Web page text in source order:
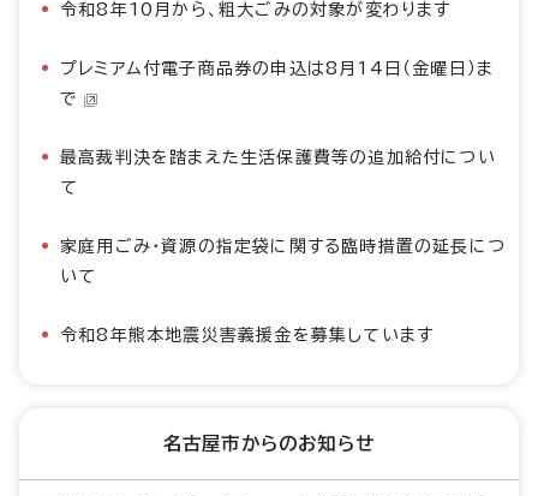
令和8年10月から、粗大ごみの対象が変わります
プレミアム付電子商品券の申込は8月14日（金曜日）ま
で
最高裁判決を踏まえた生活保護費等の追加給付につい
て
家庭用ごみ・資源の指定袋に関する臨時措置の延長につ
いて
令和8年熊本地震災害義援金を募集しています
名古屋市からのお知らせ